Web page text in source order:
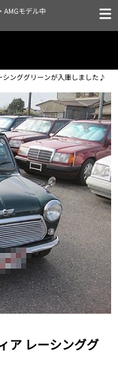
AMGモデル中
シンググリーンが入庫しました♪
ア レーシンググ